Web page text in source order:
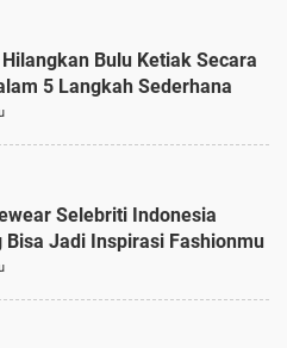
Bulu Ketiak Secara
5 Langkah Sederhana
Selebriti Indonesia
Bisa Jadi Inspirasi Fashionmu